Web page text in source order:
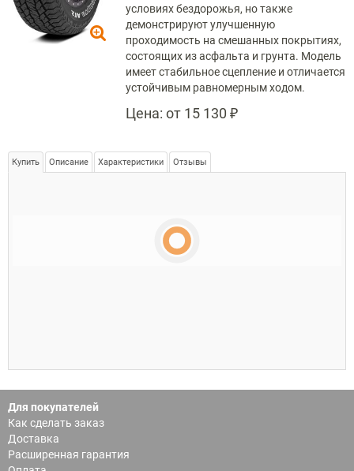
условиях бездорожья, но также
демонстрируют улучшенную
проходимость на смешанных покрытиях,
состоящих из асфальта и грунта. Модель
имеет стабильное сцепление и отличается
устойчивым равномерным ходом.
Цена: от 15 130 ₽
Купить Описание Характеристики Отзывы
Для покупателей
Как сделать заказ
Доставка
Расширенная гарантия